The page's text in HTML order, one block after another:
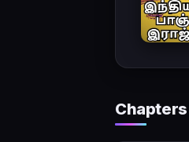
Chapters